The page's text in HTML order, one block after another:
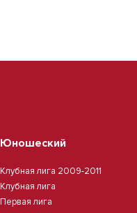
Юношеский
Клубная лига 2009-2011
Клубная лига
Первая лига